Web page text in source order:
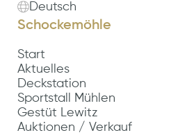
Deutsch
Schockemöhle
Start
Aktuelles
Deckstation
Sportstall Mühlen
Gestüt Lewitz
Auktionen / Verkauf